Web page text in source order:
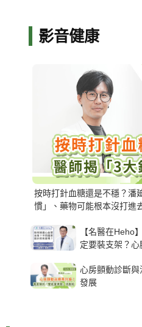
影音健康
按時打針血糖還是不穩？潘
慣」、藥物可能根本沒打進
【名醫在Heho
定要裝支架？心
心房顫動診斷
發展